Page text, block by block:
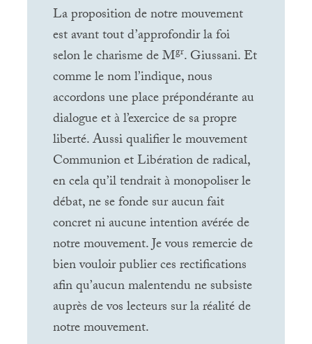
La proposition de notre mouvement
est avant tout d’approfondir la foi
selon le charisme de Mgr. Giussani. Et
comme le nom l’indique, nous
accordons une place prépondérante au
dialogue et à l’exercice de sa propre
liberté. Aussi qualifier le mouvement
Communion et Libération de radical,
en cela qu’il tendrait à monopoliser le
débat, ne se fonde sur aucun fait
concret ni aucune intention avérée de
notre mouvement. Je vous remercie de
bien vouloir publier ces rectifications
afin qu’aucun malentendu ne subsiste
auprès de vos lecteurs sur la réalité de
notre mouvement.